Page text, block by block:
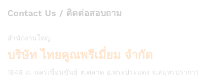
Contact Us / ติดต่อสอบถาม
สำนักงานใหญ่
บริษัท ไทยคูณพรีเมี่ยม จำกัด
1848 ถ. นครเขื่อนขันธ์ ต.ตลาด อ.พระประแดง จ.สมุทรปราการ